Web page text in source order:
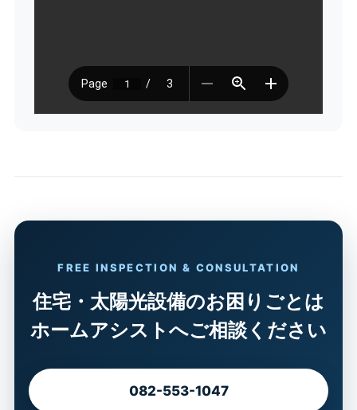
FREE INSPECTION & CONSULTATION
住宅・太陽光設備のお困りごとは
ホームアシストへご相談ください
082-553-1047